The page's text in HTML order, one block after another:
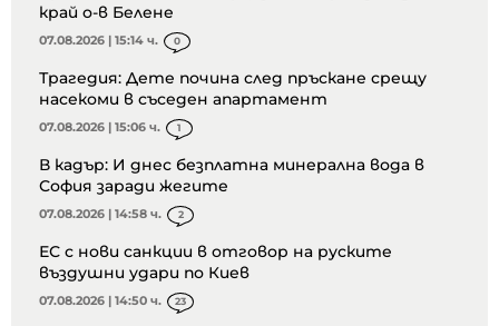
край о-в Белене
07.08.2026 | 15:14 ч. 0
Трагедия: Дете почина след пръскане срещу
насекоми в съседен апартамент
07.08.2026 | 15:06 ч. 1
В кадър: И днес безплатна минерална вода в
София заради жегите
07.08.2026 | 14:58 ч. 2
ЕС с нови санкции в отговор на руските
въздушни удари по Киев
07.08.2026 | 14:50 ч. 23